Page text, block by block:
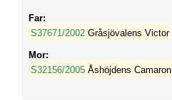
Far:
S37671/2002 Gråsjövalens Victor
Mor:
S32156/2005 Åshöjdens Camaron